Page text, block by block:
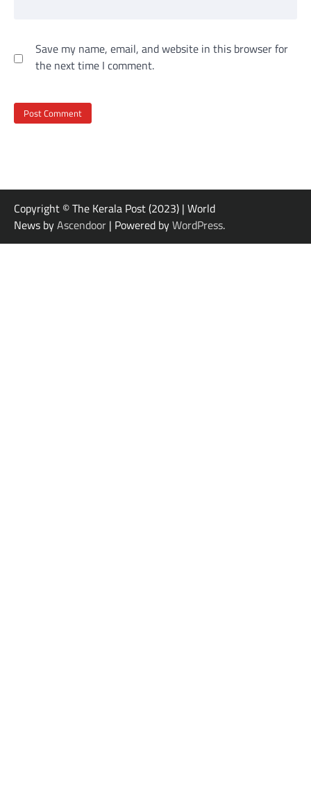
Save my name, email, and website in this browser for
the next time I comment.
Copyright © The Kerala Post (2023) | World
News byAscendoor | Powered byWordPress.